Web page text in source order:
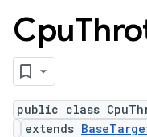
Cpu
public class
extends